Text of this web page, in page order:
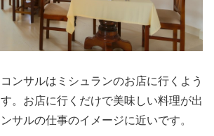
ンサルはミシュランのお店に行くよう
。お店に行くだけで美味しい料理が出
サルの仕事のイメージに近いです。